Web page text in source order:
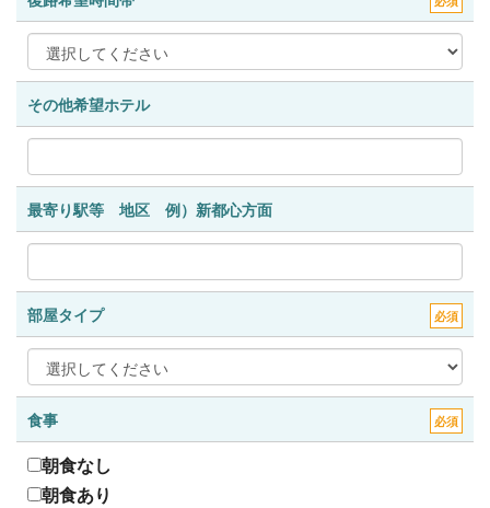
その他希望ホテル
最寄り駅等 地区 例）新都心方面
部屋タイプ 必須
食事 必須
朝食なし
朝食あり